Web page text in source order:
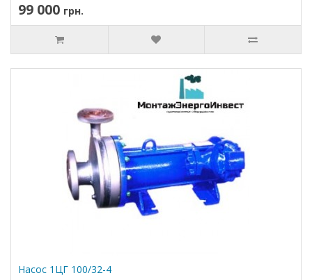
99 000 грн.
Насос 1ЦГ 100/32-4